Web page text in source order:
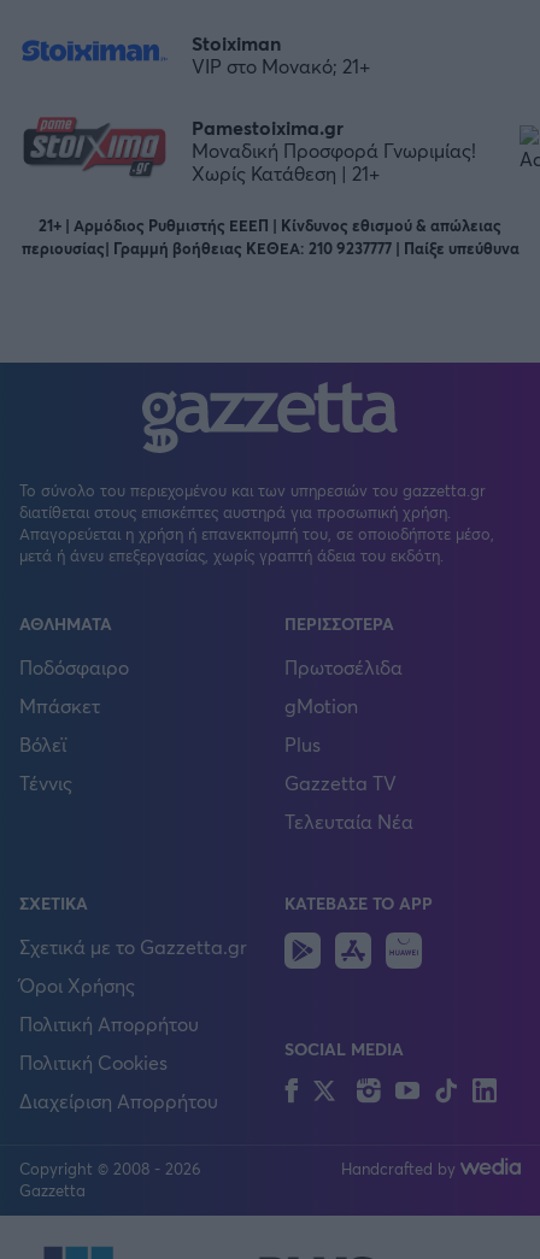
Stoiximan
VIP στο Μονακό; 21+
Pamestoixima.gr
Μοναδική Προσφορά Γνωριμίας!
Χωρίς Κατάθεση | 21+
21+ | Αρμόδιος Ρυθμιστής ΕΕΕΠ | Κίνδυνος εθισμού & απώλειας
περιουσίας| Γραμμή βοήθειας ΚΕΘΕΑ: 210 9237777 | Παίξε υπεύθυνα
Το σύνολο του περιεχομένου και των υπηρεσιών του gazzetta.gr
διατίθεται στους επισκέπτες αυστηρά για προσωπική χρήση.
Απαγορεύεται η χρήση ή επανεκπομπή του, σε οποιοδήποτε μέσο,
μετά ή άνευ επεξεργασίας, χωρίς γραπτή άδεια του εκδότη.
ΑΘΛΗΜΑΤΑ
Ποδόσφαιρο
Μπάσκετ
Βόλεϊ
Τέννις
ΠΕΡΙΣΣΟΤΕΡΑ
Πρωτοσέλιδα
gMotion
Plus
Gazzetta TV
Τελευταία Νέα
ΣΧΕΤΙΚΑ
Σχετικά με το Gazzetta.gr
Όροι Χρήσης
Πολιτική Απορρήτου
Πολιτική Cookies
Διαχείριση Απορρήτου
ΚΑΤΕΒΑΣΕ ΤΟ APP
Android
IOS
SOCIAL MEDIA
FacebookTwitterInstagram
YouTubeTikTok
Copyright © 2008 - 2026
Gazzetta
Handcrafted by